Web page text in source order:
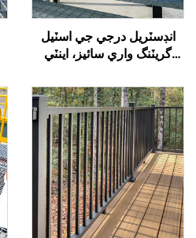
انڊسٽريل درجي جي اسٽيل
گريٽنگ واري سائيز، اينٽي
گڏ، شهراتي، تعميراتي
منصوبن، باغن، ۽ اوورپاسز لاءِ
مناسب